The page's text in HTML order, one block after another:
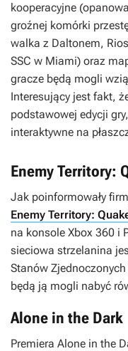
kooperacyjne
groźnej komórki
walka z Daltonem,
SSC w Miami) oraz
gracze będą mogli
Interesujący jest fakt,
podstawowej edycji
interaktywne na
Enemy Territory:
Jak poinformowały
Enemy Territory:
na konsole Xbox 360 i
sieciowa strzelanina
Stanów
będą ją mogli nabyć
Alone in the Dark
Premiera Alone in the